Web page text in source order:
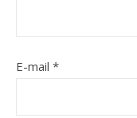
E-mail *